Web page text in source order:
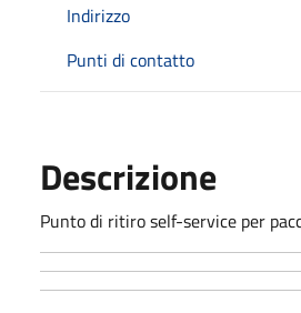
Indirizzo
Punti di contatto
Descrizione
Punto di ritiro self-service per